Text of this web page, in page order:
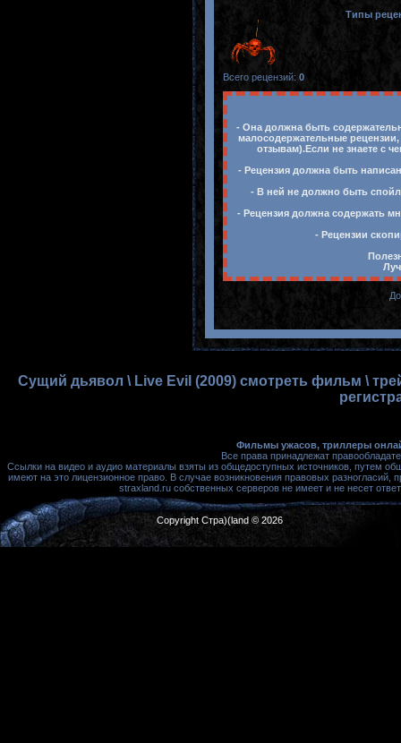
Типы
Всего рецензий: 0
- Она должна быть
малосодержательные
отзывам).Если не знаете с
- Рецензия должна быть
- В ней не должно быть
- Рецензия должна содержать
- Рецензии
Сущий дьявол \ Live Evil (2009) смотреть фильм \
Фильмы ужасов, триллеры
Все права принадлежат
Ссылки на видео и аудио материалы взяты из общедоступных источников, путем
имеют на это лицензионное право. В случае возникновения правовых
straxland.ru собственных серверов не имеет и не несет
Copyright Стра)(land © 2026